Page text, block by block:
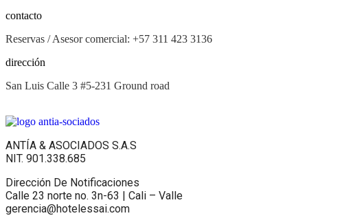
contacto
Reservas / Asesor comercial: +57 311 423 3136
dirección
San Luis Calle 3 #5-231 Ground road
ANTÍA & ASOCIADOS S.A.S
NIT. 901.338.685
Dirección De Notificaciones
Calle 23 norte no. 3n-63 | Cali – Valle
gerencia@hotelessai.com